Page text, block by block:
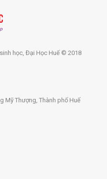
học, Đại Học Huế © 2018
Mỹ Thượng, Thành phố Huế